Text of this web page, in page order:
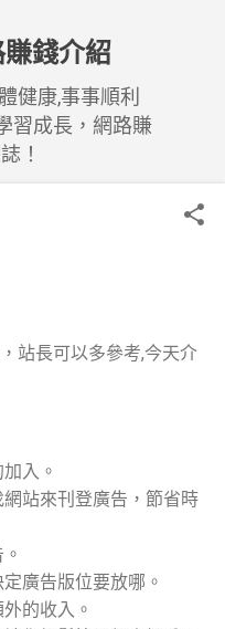
賺錢介紹
健康,事事順利
習成長，網路賺
！
站長可以多參考,今天介
入。
站來刊登廣告，節省時
廣告版位要放哪。
的收入。